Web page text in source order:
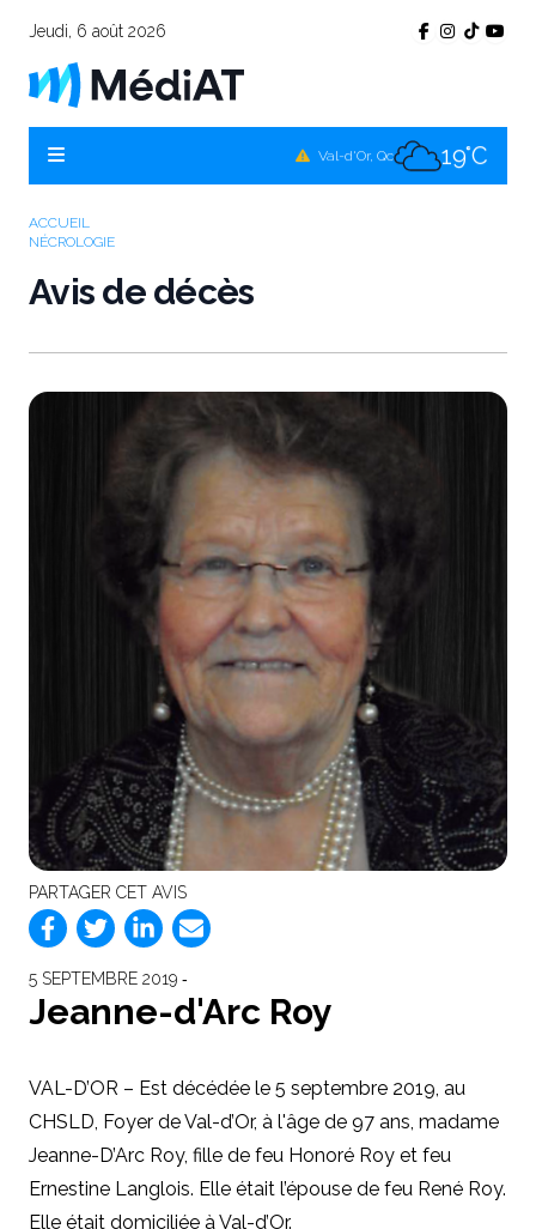
Jeudi, 6 août 2026
Val-d'Or, Qc 19°C
ACCUEIL
NÉCROLOGIE
Avis de décès
PARTAGER CET AVIS
5 SEPTEMBRE 2019 ‐
Jeanne-d'Arc Roy
VAL-D’OR – Est décédée le 5 septembre 2019, au
CHSLD, Foyer de Val-d’Or, à l'âge de 97 ans, madame
Jeanne-D’Arc Roy, fille de feu Honoré Roy et feu
Ernestine Langlois. Elle était l’épouse de feu René Roy.
Elle était domiciliée à Val-d’Or.